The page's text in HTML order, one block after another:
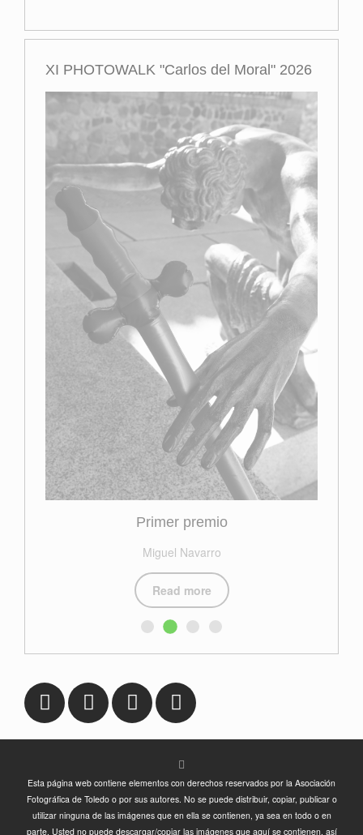
XI PHOTOWALK "Carlos del Moral" 2026
Primer premio
Miguel Navarro
Read more
Esta página web contiene elementos con derechos reservados por la Asociación
Fotográfica de Toledo o por sus autores. No se puede distribuir, copiar, publicar o
utilizar ninguna de las imágenes que en ella se contienen, ya sea en todo o en
parte. Usted no puede descargar/copiar las imágenes que aquí se contienen, así